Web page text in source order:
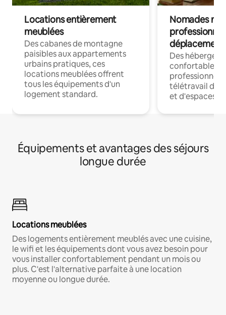
Locations entièrement
meublées
Des cabanes de montagne
paisibles aux appartements
urbains pratiques, ces
locations meublées offrent
tous les équipements d'un
logement standard.
Nomades
déplacement
Des
confortables
professionnels
télétravail
et d'espaces
Équipements et avantages des séjours
longue durée
Locations meublées
Des logements entièrement meublés avec une cuisine,
le wifi et les équipements dont vous avez besoin pour
vous installer confortablement pendant un mois ou
plus. C'est l'alternative parfaite à une location
moyenne ou longue durée.